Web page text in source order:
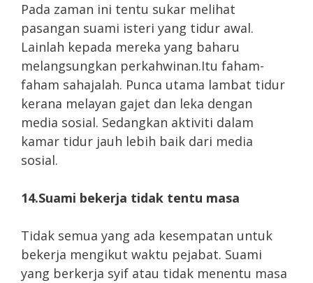
Pada zaman ini tentu sukar melihat
pasangan suami isteri yang tidur awal.
Lainlah kepada mereka yang baharu
melangsungkan perkahwinan.Itu faham-
faham sahajalah. Punca utama lambat tidur
kerana melayan gajet dan leka dengan
media sosial. Sedangkan aktiviti dalam
kamar tidur jauh lebih baik dari media
sosial.
14.Suami bekerja tidak tentu masa
Tidak semua yang ada kesempatan untuk
bekerja mengikut waktu pejabat. Suami
yang berkerja syif atau tidak menentu masa